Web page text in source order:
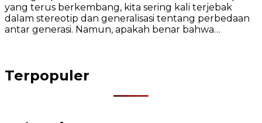
yang terus berkembang, kita sering kali terjebak
dalam stereotip dan generalisasi tentang perbedaan
antar generasi. Namun, apakah benar bahwa…
Terpopuler